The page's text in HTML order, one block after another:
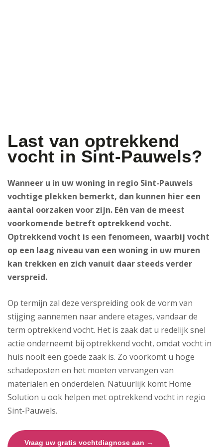
Last van optrekkend
vocht in Sint-Pauwels?
Wanneer u in uw woning in regio Sint-Pauwels
vochtige plekken bemerkt, dan kunnen hier een
aantal oorzaken voor zijn. Eén van de meest
voorkomende betreft optrekkend vocht.
Optrekkend vocht is een fenomeen, waarbij vocht
op een laag niveau van een woning in uw muren
kan trekken en zich vanuit daar steeds verder
verspreid.
Op termijn zal deze verspreiding ook de vorm van
stijging aannemen naar andere etages, vandaar de
term optrekkend vocht. Het is zaak dat u redelijk snel
actie onderneemt bij optrekkend vocht, omdat vocht in
huis nooit een goede zaak is. Zo voorkomt u hoge
schadeposten en het moeten vervangen van
materialen en onderdelen. Natuurlijk komt Home
Solution u ook helpen met optrekkend vocht in regio
Sint-Pauwels.
Vraag uw gratis vochtdiagnose aan →